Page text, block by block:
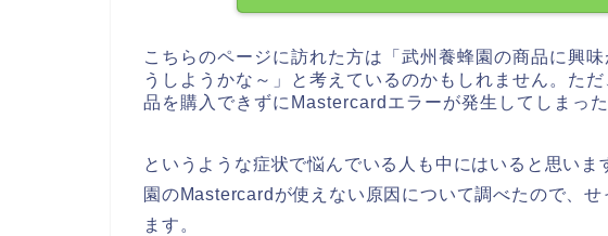
こちらのページに訪れた方は「武州養蜂園の商品に興
うしようかな～」と考えているのかもしれません。た
品を購入できずにMastercardエラーが発生してしまった
というような症状で悩んでいる人も中にはいると思い
園のMastercardが使えない原因について調べたので、
ます。